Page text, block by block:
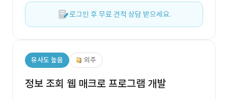
로그인 후 무료 견적 상담 받으세요.
유사도 높음 외주
정보 조회 웹 매크로 프로그램 개발